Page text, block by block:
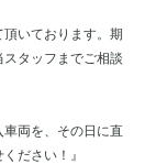
いております。期
タッフまでご相談
車両を、その日に直
ださい！』